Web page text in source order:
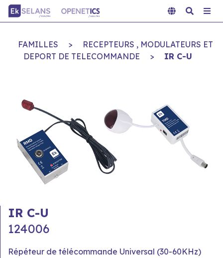
FAMILLES >
RECEPTEURS , MODULATEURS ET
DEPORT DE TELECOMMANDE
> IR C-U
IR C-U
124006
Répéteur de télécommande Universal (30-60KHz)